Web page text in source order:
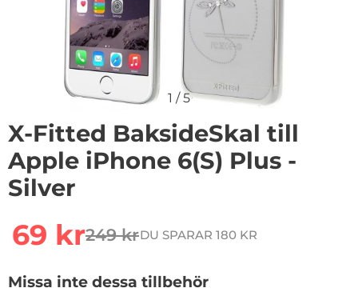
1 /5
X-Fitted BaksideSkal till
Apple iPhone 6(S) Plus -
Silver
rea pris
69 krtidigare pris
249 krDU SPARAR 180 KR
Missa inte dessa tillbehör